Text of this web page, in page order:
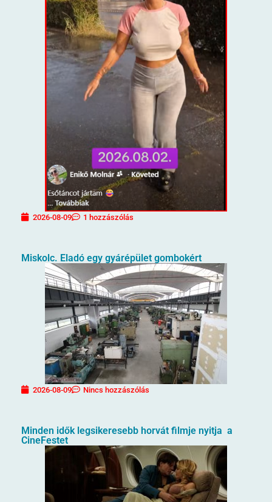
2026-08-09 1 hozzászólás
Miskolc. Eladó egy gyárépület gombokért
2026-08-09 Nincs hozzászólás
Minden idők legsikeresebb horvát filmje nyitja a
CineFestet